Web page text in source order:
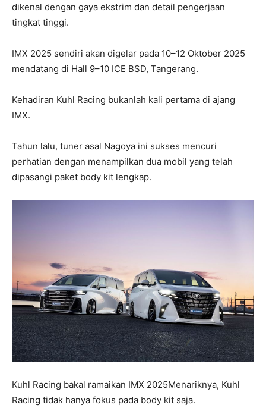
dikenal dengan gaya ekstrim dan detail pengerjaan
tingkat tinggi.
IMX 2025 sendiri akan digelar pada 10–12 Oktober 2025
mendatang di Hall 9–10 ICE BSD, Tangerang.
Kehadiran Kuhl Racing bukanlah kali pertama di ajang
IMX.
Tahun lalu, tuner asal Nagoya ini sukses mencuri
perhatian dengan menampilkan dua mobil yang telah
dipasangi paket body kit lengkap.
Kuhl Racing bakal ramaikan IMX 2025Menariknya, Kuhl
Racing tidak hanya fokus pada body kit saja.